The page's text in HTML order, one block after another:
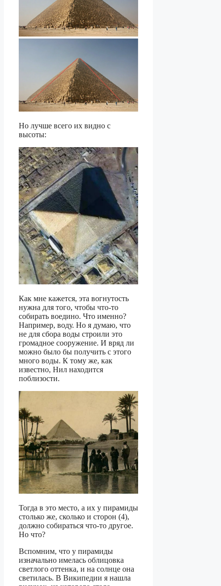
Но лучше всего их видно с
высоты:
Как мне кажется, эта вогнутость
нужна для того, чтобы что-то
собирать воедино. Что именно?
Например, воду. Но я думаю, что
не для сбора воды строили это
громадное сооружение. И вряд ли
можно было бы получить с этого
много воды. К тому же, как
известно, Нил находится
поблизости.
Тогда в это место, а их у пирамиды
столько же, сколько и сторон (4),
должно собираться что-то другое.
Но что?
Вспомним, что у пирамиды
изначально имелась облицовка
светлого оттенка, и на солнце она
светилась. В Википедии я нашла